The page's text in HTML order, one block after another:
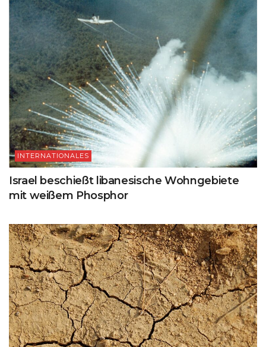
INTERNATIONALES
Israel beschießt libanesische Wohngebiete
mit weißem Phosphor